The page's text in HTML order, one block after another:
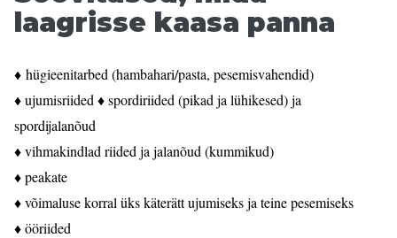
laagrisse kaasa panna
♦ hügieenitarbed (hambahari/pasta, pesemisvahendid)
♦ ujumisriided ♦ spordiriided (pikad ja lühikesed) ja
spordijalanõud
♦ vihmakindlad riided ja jalanõud (kummikud)
♦ peakate
♦ võimaluse korral üks käterätt ujumiseks ja teine pesemiseks
♦ ööriided